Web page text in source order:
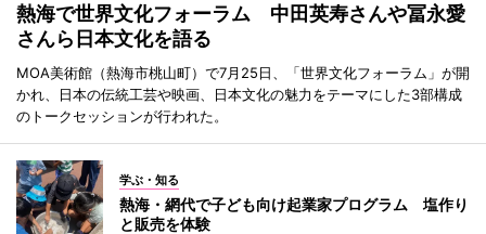
熱海で世界文化フォーラム 中田英寿さんや冨永愛
さんら日本文化を語る
MOA美術館（熱海市桃山町）で7月25日、「世界文化フォーラム」が開
かれ、日本の伝統工芸や映画、日本文化の魅力をテーマにした3部構成
のトークセッションが行われた。
学ぶ・知る
熱海・網代で子ども向け起業家プログラム 塩作り
と販売を体験